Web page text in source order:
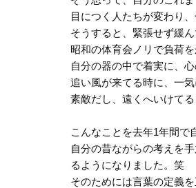
目につく人たちが変わり
そうすると、緊張せず緩
昭和の体育会ノリで負荷
自分の器の中で着実に、
追い風が来てる時に、一
素敵だし、遠くへいけて
こんなことを去年1年間で
自分の昔ながらの考えを
るようになりました。笑
そのためには言葉の定義